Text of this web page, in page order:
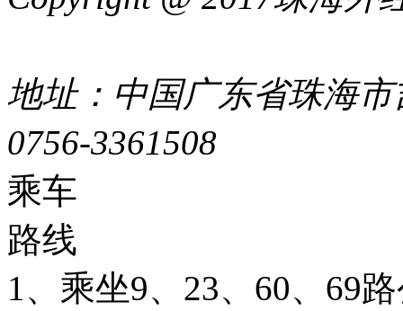
地址：中国广东省珠海
0756-3361508
乘车
路线
1、乘坐9、23、60、69